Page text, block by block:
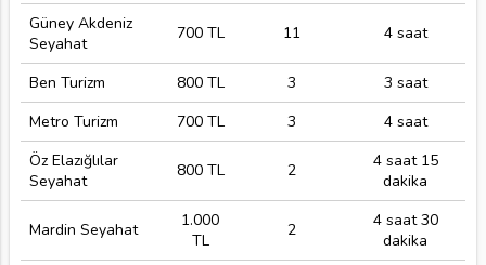
Güney Akdeniz
Seyahat
700 TL 11 4 saat
Ben Turizm 800 TL 3
3 saat
Metro Turizm
700 TL 3
4 saat
Öz Elazığlılar
Seyahat
800 TL 2
4 saat 15
dakika
Mardin Seyahat
1.000
TL
2
4 saat 30
dakika